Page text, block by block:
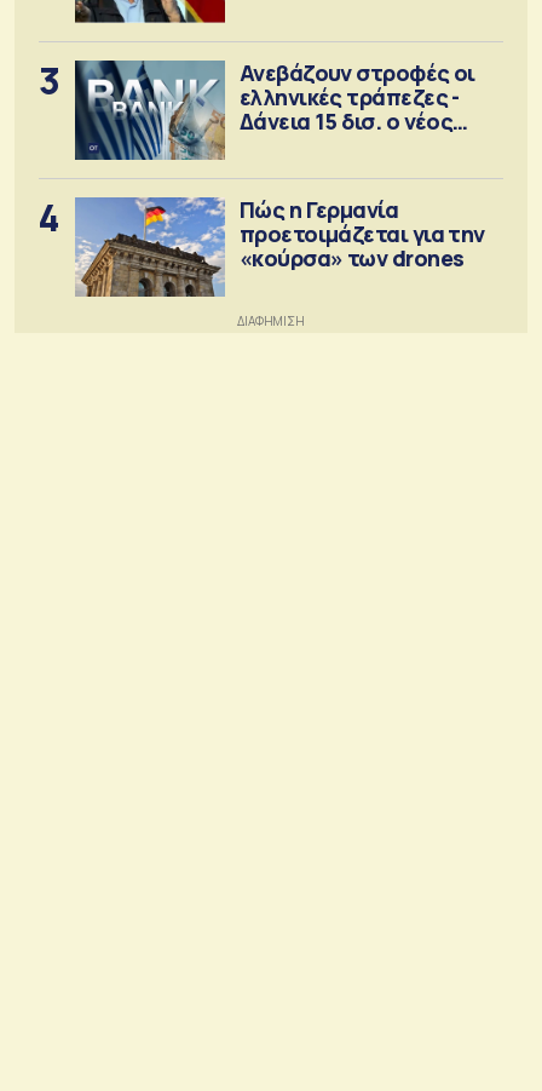
3
Ανεβάζουν στροφές οι
ελληνικές τράπεζες -
Δάνεια 15 δισ. ο νέος
4
Πώς η Γερμανία
προετοιμάζεται για την
«κούρσα» των drones